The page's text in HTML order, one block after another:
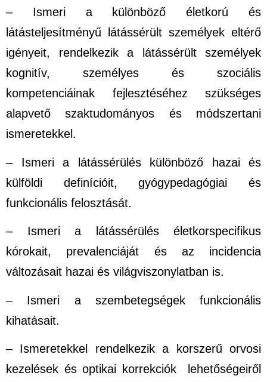
– Ismeri a különböző életkorú és
látásteljesítményű látássérült személyek eltérő
igényeit, rendelkezik a látássérült személyek
kognitív, személyes és szociális
kompetenciáinak fejlesztéséhez szükséges
alapvető szaktudományos és módszertani
ismeretekkel.
– Ismeri a látássérülés különböző hazai és
külföldi definícióit, gyógypedagógiai és
funkcionális felosztását.
– Ismeri a látássérülés életkorspecifikus
kórokait, prevalenciáját és az incidencia
változásait hazai és világviszonylatban is.
– Ismeri a szembetegségek funkcionális
kihatásait.
– Ismeretekkel rendelkezik a korszerű orvosi
kezelések és optikai korrekciók lehetőségeiről